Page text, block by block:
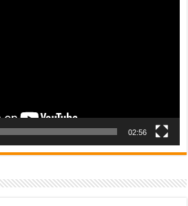
02:56